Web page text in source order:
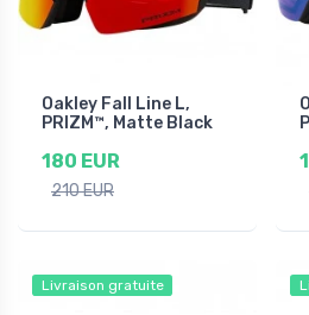
Oakley Fall Line L,
PRIZM™, Matte Black
180 EUR
210 EUR
Livraison gratuite